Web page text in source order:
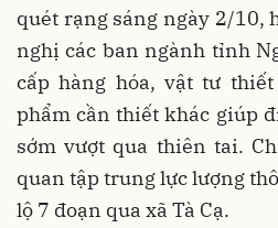
quét rạng sáng ngày 2/10,
nghị các ban ngành tỉnh
cấp hàng hóa, vật tư
phẩm cần thiết khác giúp
sớm vượt qua thiên tai.
quan tập trung lực lượng
lộ 7 đoạn qua xã Tà Cạ.